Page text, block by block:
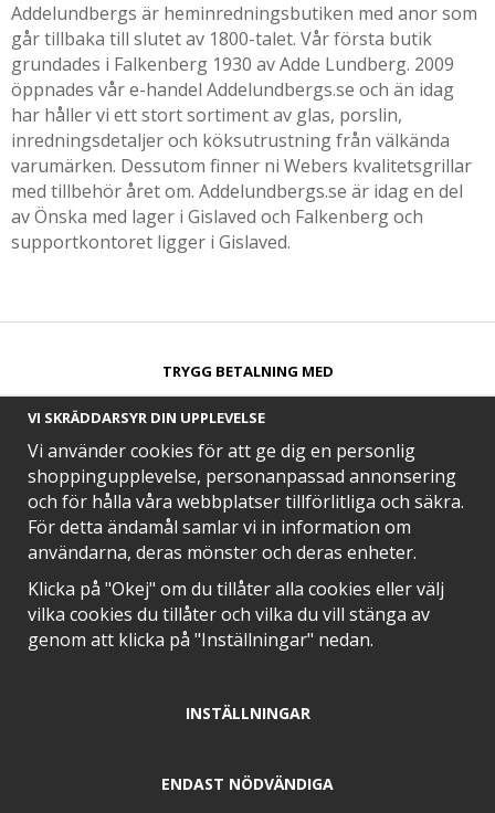
Addelundbergs är heminredningsbutiken med anor som
går tillbaka till slutet av 1800-talet. Vår första butik
grundades i Falkenberg 1930 av Adde Lundberg. 2009
öppnades vår e-handel Addelundbergs.se och än idag
har håller vi ett stort sortiment av glas, porslin,
inredningsdetaljer och köksutrustning från välkända
varumärken. Dessutom finner ni Webers kvalitetsgrillar
med tillbehör året om. Addelundbergs.se är idag en del
av Önska med lager i Gislaved och Falkenberg och
supportkontoret ligger i Gislaved.
TRYGG BETALNING MED​
SNABB LEVERANS MED
EN DEL AV
VI SKRÄDDARSYR DIN UPPLEVELSE
Vi använder cookies för att ge dig en personlig
shoppingupplevelse, personanpassad annonsering
och för hålla våra webbplatser tillförlitliga och säkra.
För detta ändamål samlar vi in information om
användarna, deras mönster och deras enheter.
Klicka på "Okej" om du tillåter alla cookies eller välj
vilka cookies du tillåter och vilka du vill stänga av
genom att klicka på "Inställningar" nedan.
INSTÄLLNINGAR
ENDAST NÖDVÄNDIGA